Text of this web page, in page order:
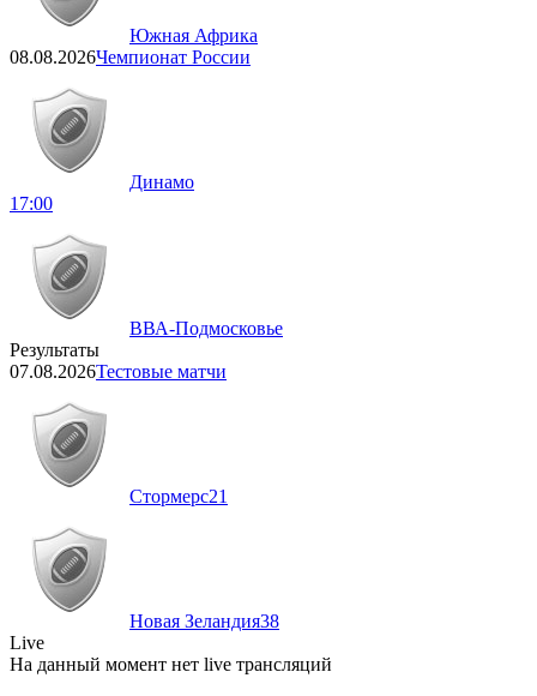
Южная Африка
08.08.2026Чемпионат России
Динамо
17:00
ВВА-Подмосковье
Результаты
07.08.2026Тестовые матчи
Стормерс21
Новая Зеландия38
Live
На данный момент нет live трансляций